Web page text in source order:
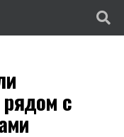
рядом с